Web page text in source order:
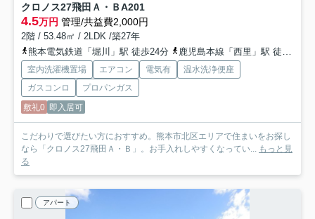
クロノス27飛田Ａ・ＢA201
4.5万円 管理/共益費2,000円
2階 / 53.48㎡ / 2LDK /築27年
熊本電気鉄道「堀川」駅 徒歩24分
鹿児島本線「西里」駅 徒歩25分
室内洗濯機置場 エアコン 電気有
温水洗浄便座
ガスコンロ
プロパンガス
敷礼0 即入居可
こだわりで選びたい方におすすめ。熊本市北区エリアで住まいをお探し
なら「クロノス27飛田Ａ・Ｂ」。お手入れしやすくなってい... もっと見
る
アパート